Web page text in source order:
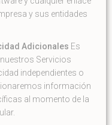
y sus entidades
Adicionales Es
Servicios
independientes o
información
al momento de la